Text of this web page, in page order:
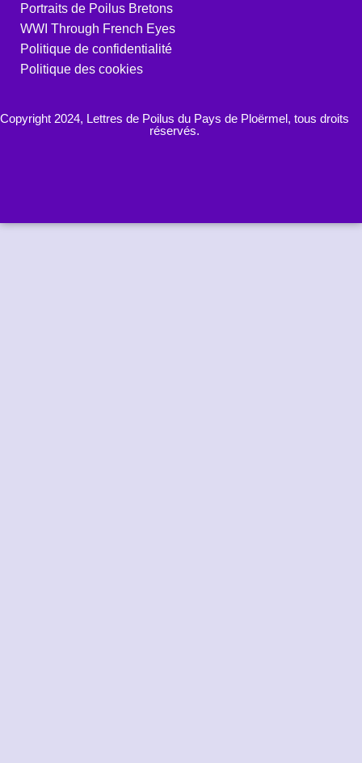
Portraits de Poilus Bretons
WWI Through French Eyes
Politique de confidentialité
Politique des cookies
Copyright 2024, Lettres de Poilus du Pays de Ploërmel, tous droits
réservés.